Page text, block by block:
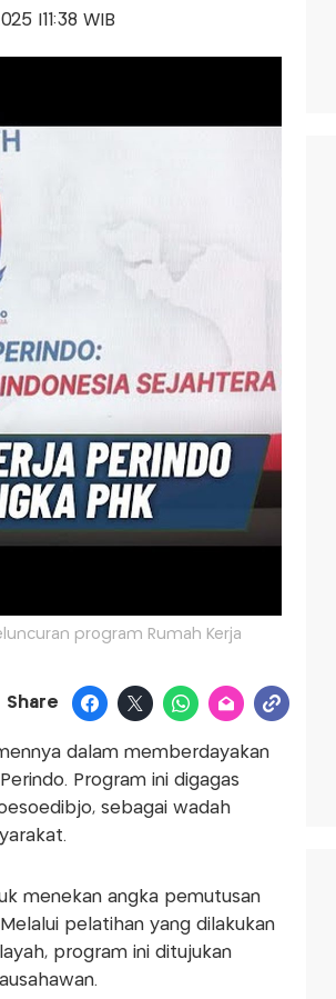
|11:38 WIB
program Rumah Kerja
Share
dalam memberdayakan
Program ini digagas
sebagai wadah
menekan angka pemutusan
pelatihan yang dilakukan
program ini ditujukan